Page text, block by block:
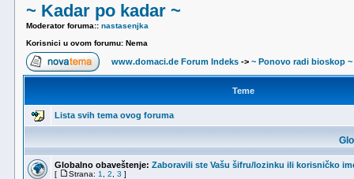
~ Kadar po kadar ~
Moderator foruma:: nastasenjka
Korisnici u ovom forumu: Nema
www.domaci.de Forum Indeks -> ~ Ponovo radi bioskop ~
Teme
Lista svih tema ovog foruma
Globalno obaveštenje: Zaboravili ste Vašu šifru/lozinku ili korisničko
[ Strana: 1 2 3 ]